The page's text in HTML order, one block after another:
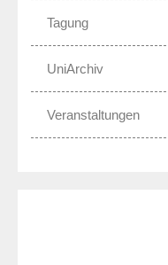
Tagung
UniArchiv
Veranstaltungen